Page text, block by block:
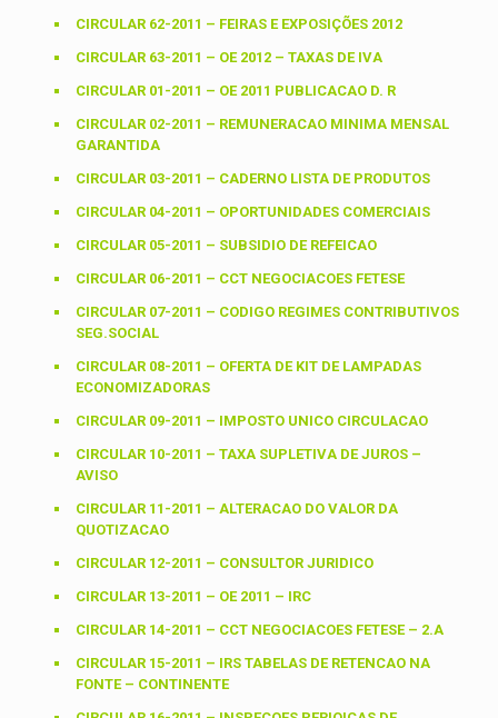
CIRCULAR 62-2011 – FEIRAS E EXPOSIÇÕES 2012
CIRCULAR 63-2011 – OE 2012 – TAXAS DE IVA
CIRCULAR 01-2011 – OE 2011 PUBLICACAO D. R
CIRCULAR 02-2011 – REMUNERACAO MINIMA MENSAL
GARANTIDA
CIRCULAR 03-2011 – CADERNO LISTA DE PRODUTOS
CIRCULAR 04-2011 – OPORTUNIDADES COMERCIAIS
CIRCULAR 05-2011 – SUBSIDIO DE REFEICAO
CIRCULAR 06-2011 – CCT NEGOCIACOES FETESE
CIRCULAR 07-2011 – CODIGO REGIMES CONTRIBUTIVOS
SEG.SOCIAL
CIRCULAR 08-2011 – OFERTA DE KIT DE LAMPADAS
ECONOMIZADORAS
CIRCULAR 09-2011 – IMPOSTO UNICO CIRCULACAO
CIRCULAR 10-2011 – TAXA SUPLETIVA DE JUROS –
AVISO
CIRCULAR 11-2011 – ALTERACAO DO VALOR DA
QUOTIZACAO
CIRCULAR 12-2011 – CONSULTOR JURIDICO
CIRCULAR 13-2011 – OE 2011 – IRC
CIRCULAR 14-2011 – CCT NEGOCIACOES FETESE – 2.A
CIRCULAR 15-2011 – IRS TABELAS DE RETENCAO NA
FONTE – CONTINENTE